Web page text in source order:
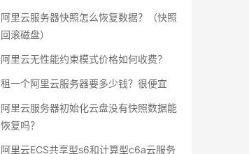
阿里云服务器快照怎么恢复数据？（快照
回滚磁盘）
阿里云无性能约束模式价格如何收费？
租一个阿里云服务器要多少钱？很便宜
阿里云服务器初始化云盘没有快照数据能
恢复吗？
阿里云ECS共享型s6和计算型c6a云服务